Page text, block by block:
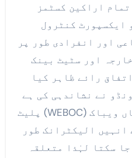
اراکین کسٹمز
و ایکسپورٹ کنٹرول
اور انفرادی طور پر
اور سٹیٹ بینک
رائے ظاہر کیا
نے نشاندہی کی ہے
کہ تاجر جو یقین دہانیاں ویباک (WEBOC) پلیٹ
الیکٹرانک طور
سکتا لہٰذا متعلقہ